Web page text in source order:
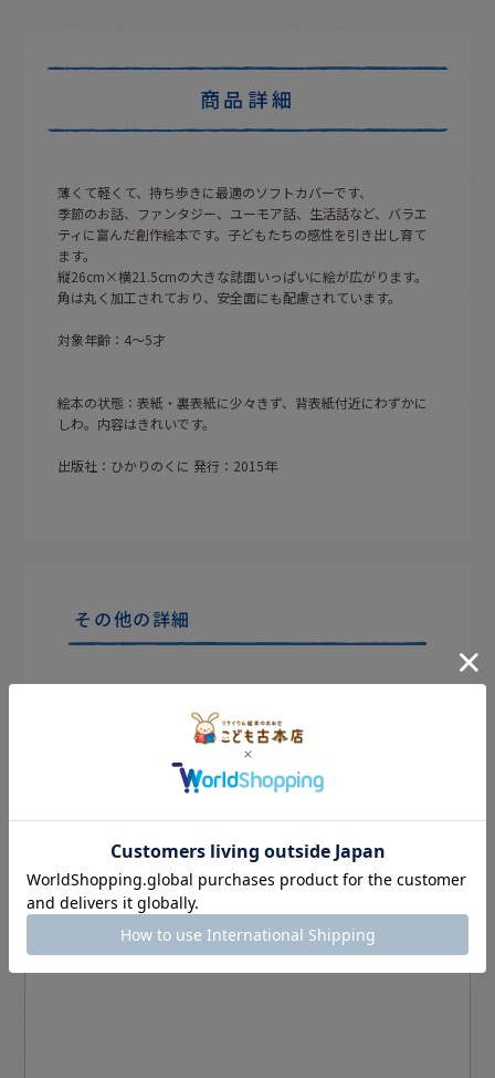
商品詳細
薄くて軽くて、持ち歩きに最適のソフトカバーです、
季節のお話、ファンタジー、ユーモア話、生活話など、バラエ
ティに富んだ創作絵本です。子どもたちの感性を引き出し育て
ます。
縦26cm×横21.5cmの大きな誌面いっぱいに絵が広がります。
角は丸く加工されており、安全面にも配慮されています。
対象年齢：4〜5才
絵本の状態：表紙・裏表紙に少々きず、背表紙付近にわずかに
しわ。内容はきれいです。
出版社：ひかりのくに 発行：2015年
その他の詳細
この商品を買った人は、こんな商品も買
っています